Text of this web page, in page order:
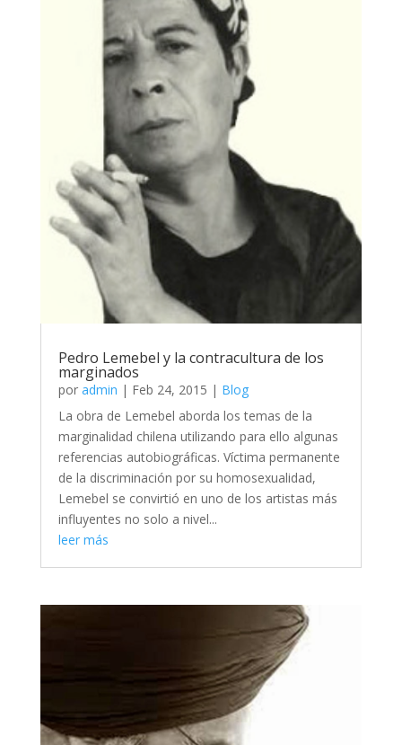
Pedro Lemebel y la contracultura de los
marginados
por admin | Feb 24, 2015 | Blog
La obra de Lemebel aborda los temas de la
marginalidad chilena utilizando para ello algunas
referencias autobiográficas. Víctima permanente
de la discriminación por su homosexualidad,
Lemebel se convirtió en uno de los artistas más
influyentes no solo a nivel...
leer más